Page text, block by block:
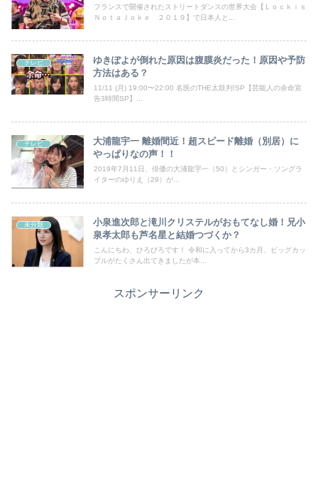
フランスで開催されたストリートダンスの世界大会【Ｌｏｃｋｉｓ
ＮｏｔａＪｏｋｅ ２０１９】で日本人と...
テレビ
ゆきぽよが倒れた原因は腹膜炎だった！原因や予防
方法はある？
11/11 (月) 19:00〜22:00 名医のTHE太鼓判!SP【芸能人の余命宣
告3時間SP】...
テレビ
大浦龍宇一 離婚間近！超スピード離婚（別居）に
やっぱりなの声！！
2019年7月11日、俳優の大浦龍宇一（50）とシンガー・ソングラ
イターのゆりえ（29）が...
未分類
小泉進次郎と滝川クリステルがおもてなし婚！兄小
泉孝太郎も芦名星と結婚つづくか？
こんにちわ、ひろびろです！ 令和に入ってから3カ月、ビッグカッ
プルがたくさん出てきましたが本...
スポンサーリンク